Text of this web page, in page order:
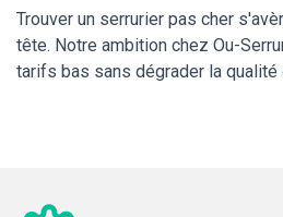
Trouver un serrurier pas cher
tête. Notre ambition chez Ou-
tarifs bas sans dégrader la